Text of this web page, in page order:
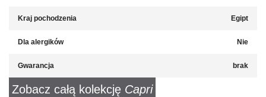
Kraj pochodzenia Egipt
Dla alergików Nie
Gwarancja brak
Zobacz całą kolekcję Capri